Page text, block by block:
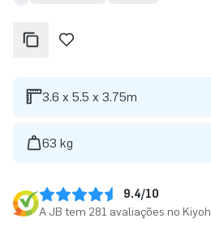
3.6 x 5.5 x 3.75m
63 kg
9.4/10
A JB tem 281 avaliações no Kiyoh